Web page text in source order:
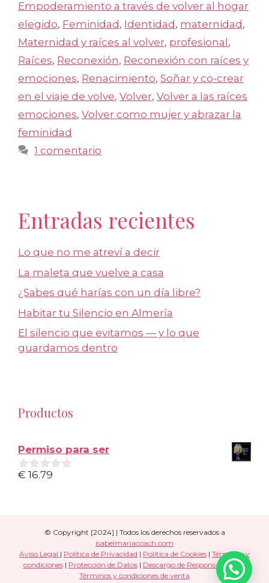
Empoderamiento a través de volver al hogar
elegido, Feminidad , Identidad , maternidad ,
Maternidad y raíces al volver, profesional ,
Raíces, Reconexión, Reconexión con raíces y
emociones, Renacimiento, Soñar y co-crear
en el viaje de volve, Volver, Volver a las raíces
emociones, Volver como mujer y abrazar la
feminidad
1 comentario
Entradas recientes
Lo que no me atreví a decir
La maleta que vuelve a casa
¿Sabes qué harías con un día libre?
Habitar tu Silencio en Almería
El silencio que evitamos — y lo que
guardamos dentro
Productos
Permiso para ser
0
€ 16.79
© Copyright [2024] | Todos los derechos reservados a
isabelmariacoach.com
Aviso Legal | Política de Privacidad | Política de Cookies | Términos y
condiciones| Protección de Datos| Descargo de Responsabilidad|
Términos y condiciones de venta